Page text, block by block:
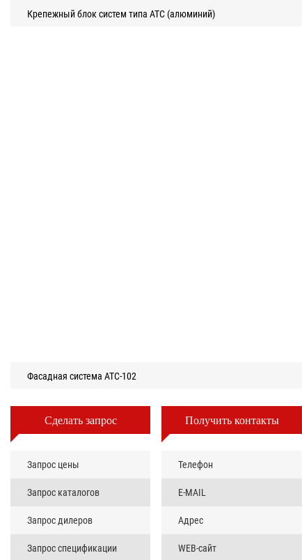
Крепежный блок систем типа АТС (алюминий)
Фасадная система АТС-102
Сделать запрос
Запрос цены
Запрос каталогов
Запрос дилеров
Запрос спецификации
Получить контакты
Телефон
E-MAIL
Адрес
WEB-сайт